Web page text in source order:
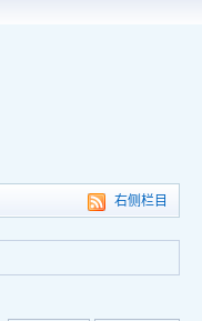
右侧栏目